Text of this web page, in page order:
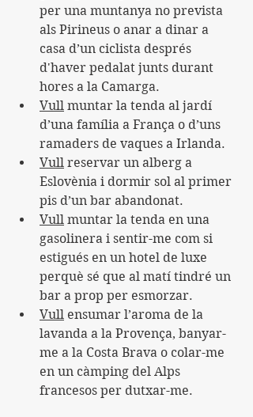
per una muntanya no prevista
als Pirineus o anar a dinar a
casa d’un ciclista després
d'haver pedalat junts durant
hores a la Camarga.
Vull muntar la tenda al jardí
d’una família a França o d’uns
ramaders de vaques a Irlanda.
Vull reservar un alberg a
Eslovènia i dormir sol al primer
pis d’un bar abandonat.
Vull muntar la tenda en una
gasolinera i sentir-me com si
estigués en un hotel de luxe
perquè sé que al matí tindré un
bar a prop per esmorzar.
Vull ensumar l’aroma de la
lavanda a la Provença, banyar-
me a la Costa Brava o colar-me
en un càmping del Alps
francesos per dutxar-me.